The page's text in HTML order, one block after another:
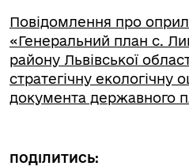
Повідомлення про
«Генеральний план с.
району Львівської
стратегічну екологічну
документа державного
ПОДІЛИТИСЬ: